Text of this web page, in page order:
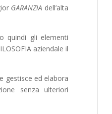
GARANZIA dell’alta
quindi gli elementi
aziendale il
gestisce ed elabora
senza ulteriori